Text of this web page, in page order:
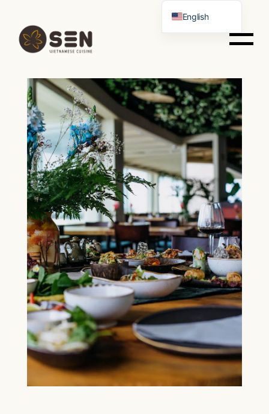
English
German
Italian
French
Chinese
Vietnamese
Russian